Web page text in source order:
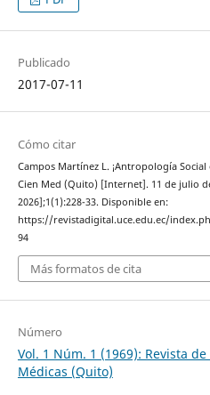
Publicado
2017-07-11
Cómo citar
Campos Martínez L. ¡Antropología
Cien Med (Quito) [Internet]. 11 de julio
2026];1(1):228-33. Disponible en:
https://revistadigital.uce.edu.ec/
94
Más formatos de cita
Número
Vol. 1 Núm. 1 (1969): Revista
Médicas (Quito)